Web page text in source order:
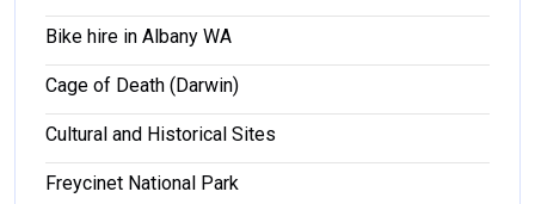
Bike hire in Albany WA
Cage of Death (Darwin)
Cultural and Historical Sites
Freycinet National Park